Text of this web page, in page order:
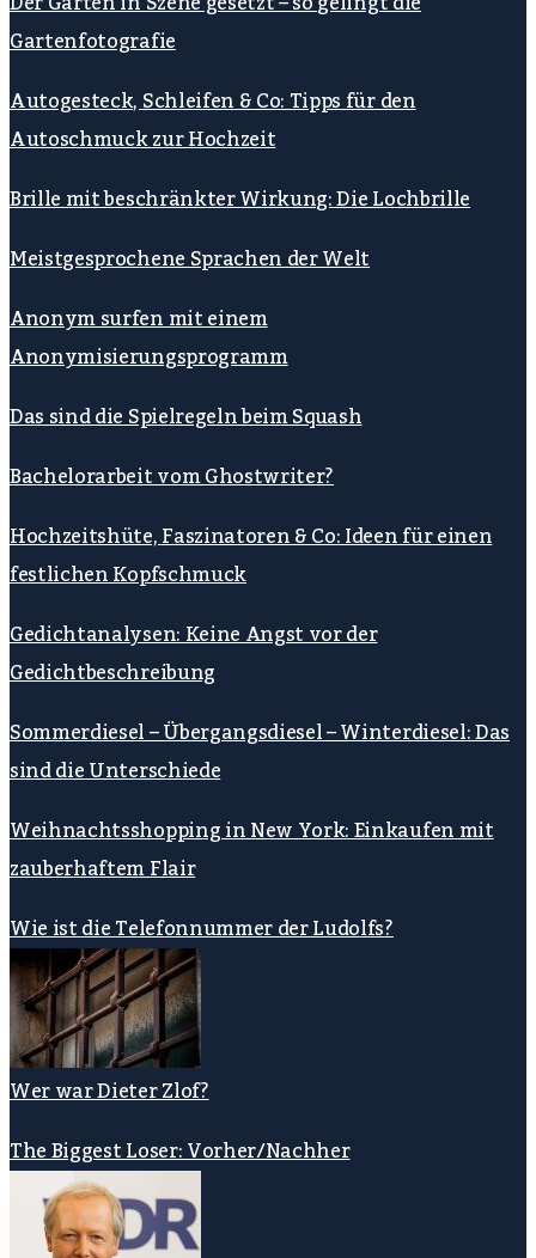
Gartenfotografie
Autogesteck, Schleifen & Co: Tipps für den
Autoschmuck zur Hochzeit
Brille mit beschränkter Wirkung: Die Lochbrille
Meistgesprochene Sprachen der Welt
Anonym surfen mit einem
Anonymisierungsprogramm
Das sind die Spielregeln beim Squash
Bachelorarbeit vom Ghostwriter?
Hochzeitshüte, Faszinatoren & Co: Ideen für einen
festlichen Kopfschmuck
Gedichtanalysen: Keine Angst vor der
Gedichtbeschreibung
Sommerdiesel – Übergangsdiesel – Winterdiesel: Das
sind die Unterschiede
Weihnachtsshopping in New York: Einkaufen mit
zauberhaftem Flair
Wie ist die Telefonnummer der Ludolfs?
Wer war Dieter Zlof?
The Biggest Loser: Vorher/Nachher